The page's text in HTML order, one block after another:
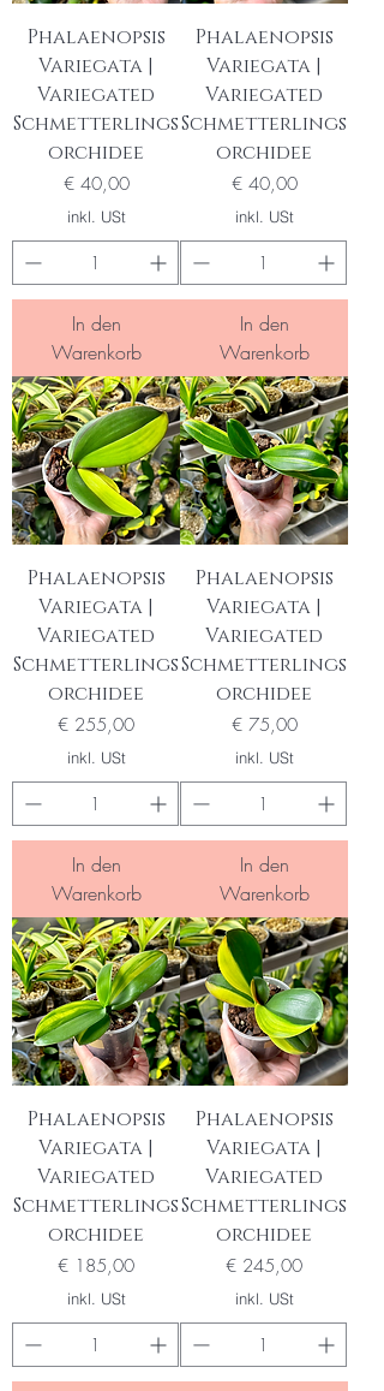
Phalaenopsis
Variegata |
Variegated
Schmetterlings
orchidee
Preis
€ 40,00
inkl. USt
In den
Warenkorb
Phalaenopsis
Variegata |
Variegated
Schmetterlings
orchidee
Preis
€ 40,00
inkl. USt
In den
Warenkorb
Phalaenopsis
Variegata |
Variegated
Schmetterlings
orchidee
Preis
€ 255,00
inkl. USt
In den
Warenkorb
Phalaenopsis
Variegata |
Variegated
Schmetterlings
orchidee
Preis
€ 75,00
inkl. USt
In den
Warenkorb
Phalaenopsis
Variegata |
Variegated
Schmetterlings
orchidee
Preis
€ 185,00
inkl. USt
Phalaenopsis
Variegata |
Variegated
Schmetterlings
orchidee
Preis
€ 245,00
inkl. USt